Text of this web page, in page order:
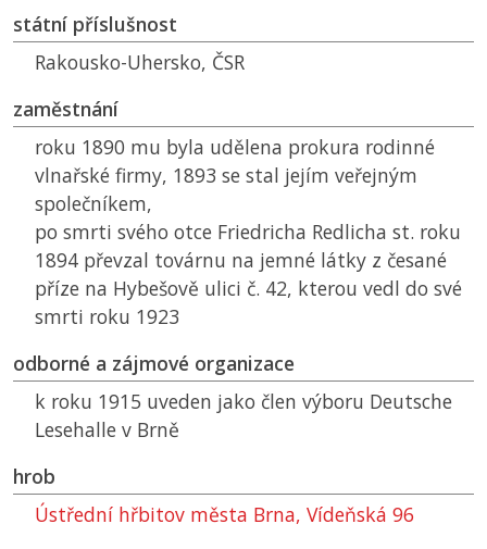
státní příslušnost
Rakousko-Uhersko, ČSR
zaměstnání
roku 1890 mu byla udělena prokura rodinné
vlnařské firmy, 1893 se stal jejím veřejným
společníkem,
po smrti svého otce Friedricha Redlicha st. roku
1894 převzal továrnu na jemné látky z česané
příze na Hybešově ulici č. 42, kterou vedl do své
smrti roku 1923
odborné a zájmové organizace
k roku 1915 uveden jako člen výboru Deutsche
Lesehalle v Brně
hrob
Ústřední hřbitov města Brna, Vídeňská 96